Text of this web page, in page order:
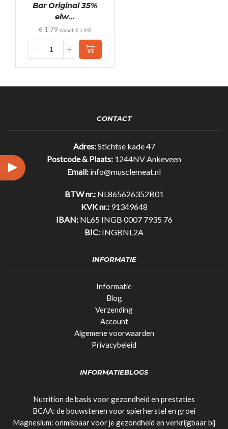
Bar Original 35%
eiw...
€ 1.79 (vanaf:€ 1.49)
Dutch
CONTACT
Adres:Stichtse kade 47
Postcode & Plaats: 1244NV Ankeveen
Email: info@musclemeat.nl
BTW nr.:NL865626352B01
KVK nr.:91349648
IBAN:NL65 INGB 0007 7935 76
BIC: INGBNL2A
INFORMATIE
Informatie
Blog
Verzending
Account
Algemene voorwaarden
Privacybeleid
INFORMATIEBLOGS
Nutrition de basis voor gezondheid en prestaties
BCAA: de bouwstenen voor spierherstel en groei
Magnesium: onmisbaar voor je gezondheid en verkrijgbaar bij